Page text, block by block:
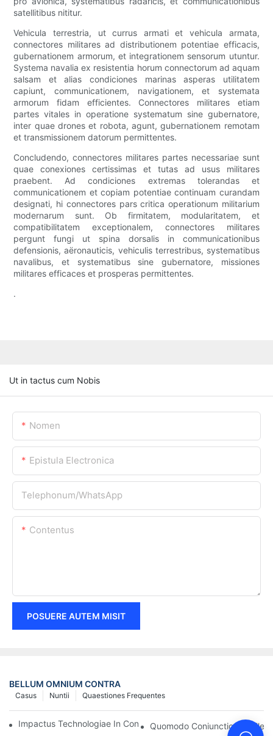
satellitibus nititur.
Vehicula terrestria, ut currus armati et vehicula armata,
connectores militares ad distributionem potentiae efficacis,
gubernationem armorum, et integrationem sensorum utuntur.
Systema navalia ex resistentia horum connectorum ad aquam
salsam et alias condiciones marinas asperas utilitatem
capiunt, communicationem, navigationem, et systemata
armorum fidam efficientes. Connectores militares etiam
partes vitales in operatione systematum sine gubernatore,
inter quae drones et robota, agunt, gubernationem remotam
et transmissionem datorum permittentes.
Concludendo, connectores militares partes necessariae sunt
quae conexiones certissimas et tutas ad usus militares
praebent. Ad condiciones extremas tolerandas et
communicationem et copiam potentiae continuam curandam
designati, hi connectores pars critica operationum militarium
modernarum sunt. Ob firmitatem, modularitatem, et
compatibilitatem exceptionalem, connectores militares
pergunt fungi ut spina dorsalis in communicationibus
defensionis, aëronauticis, vehiculis terrestribus, systematibus
navalibus, et systematibus sine gubernatore, missiones
militares efficaces et prosperas permittentes.
.
Ut in tactus cum Nobis
Nomen
Epistula Electronica
Telephonum/WhatsApp
Contentus
POSUERE AUTEM MISIT
BELLUM OMNIUM CONTRA
Quaestiones Frequentes
Nuntii
Casus
Impactus Technologiae In Conexiones Electricas In Electronicis
Quomodo Coniunctionem